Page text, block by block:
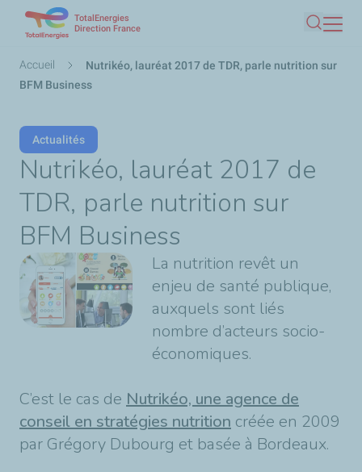
contenu
TotalEnergies
Direction France
Fil
d'Ariane
Accueil
Nutrikéo, lauréat 2017 de TDR, parle nutrition sur
BFM Business
Actualités
Nutrikéo, lauréat 2017 de
TDR, parle nutrition sur
BFM Business
La nutrition revêt un
enjeu de santé publique,
auxquels sont liés
nombre d’acteurs socio-
économiques.
C’est le cas de Nutrikéo, une agence de
conseil en stratégies nutrition créée en 2009
par Grégory Dubourg et basée à Bordeaux.